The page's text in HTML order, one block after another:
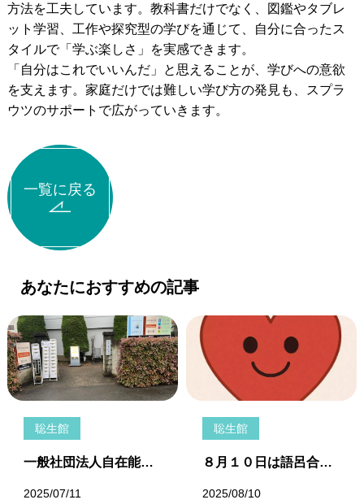
バーチャル学びキャンパス
聡生館放課後学び キッズルーム
ヒューマンアカデミーFCロボット教室
オンライン英会話教室
方法を工夫しています。教科書だけでなく、図鑑やタブレ
ット学習、工作や探究型の学びを通じて、自分に合ったス
タイルで「学ぶ楽しさ」を実感できます。
「自分はこれでいいんだ」と思えることが、学びへの意欲
を支えます。家庭だけでは難しい学び方の発見も、スプラ
ウツのサポートで広がっていきます。
一覧に戻る
あなたにおすすめの記事
聡生館
一般社団法人自在能力開発研究所「聡生館」の夏期講習のお知らせです。
2025/07/11
聡生館
８月１０日は語呂合わせで何の日だと思いますか、「今日はハートの日です」
2025/08/10